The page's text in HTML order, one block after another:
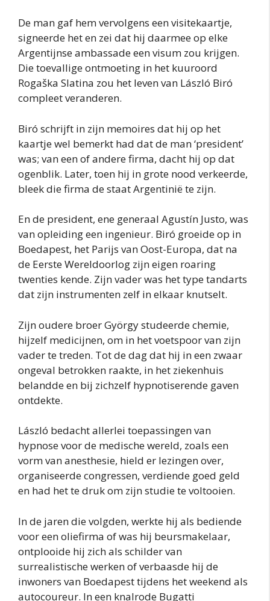
De man gaf hem vervolgens een visitekaartje,
signeerde het en zei dat hij daarmee op elke
Argentijnse ambassade een visum zou krijgen.
Die toevallige ontmoeting in het kuuroord
Rogaška Slatina zou het leven van László Biró
compleet veranderen.
Biró schrijft in zijn memoires dat hij op het
kaartje wel bemerkt had dat de man ‘president’
was; van een of andere firma, dacht hij op dat
ogenblik. Later, toen hij in grote nood verkeerde,
bleek die firma de staat Argentinië te zijn.
En de president, ene generaal Agustín Justo, was
van opleiding een ingenieur. Biró groeide op in
Boedapest, het Parijs van Oost-Europa, dat na
de Eerste Wereldoorlog zijn eigen roaring
twenties kende. Zijn vader was het type tandarts
dat zijn instrumenten zelf in elkaar knutselt.
Zijn oudere broer György studeerde chemie,
hijzelf medicijnen, om in het voetspoor van zijn
vader te treden. Tot de dag dat hij in een zwaar
ongeval betrokken raakte, in het ziekenhuis
belandde en bij zichzelf hypnotiserende gaven
ontdekte.
László bedacht allerlei toepassingen van
hypnose voor de medische wereld, zoals een
vorm van anesthesie, hield er lezingen over,
organiseerde congressen, verdiende goed geld
en had het te druk om zijn studie te voltooien.
In de jaren die volgden, werkte hij als bediende
voor een oliefirma of was hij beursmakelaar,
ontplooide hij zich als schilder van
surrealistische werken of verbaasde hij de
inwoners van Boedapest tijdens het weekend als
autocoureur. In een knalrode Bugatti